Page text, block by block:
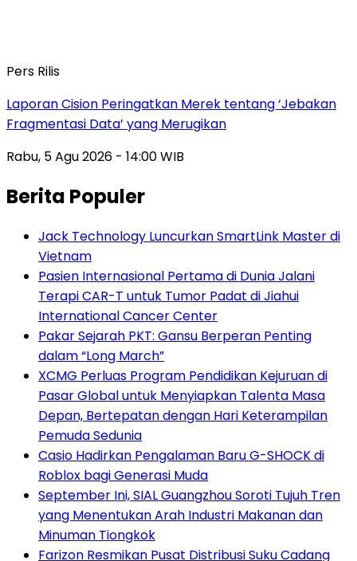
Pers Rilis
Laporan Cision Peringatkan Merek tentang ‘Jebakan
Fragmentasi Data’ yang Merugikan
Rabu, 5 Agu 2026 - 14:00 WIB
Berita Populer
Jack Technology Luncurkan SmartLink Master di
Vietnam
Pasien Internasional Pertama di Dunia Jalani
Terapi CAR-T untuk Tumor Padat di Jiahui
International Cancer Center
Pakar Sejarah PKT: Gansu Berperan Penting
dalam “Long March”
XCMG Perluas Program Pendidikan Kejuruan di
Pasar Global untuk Menyiapkan Talenta Masa
Depan, Bertepatan dengan Hari Keterampilan
Pemuda Sedunia
Casio Hadirkan Pengalaman Baru G-SHOCK di
Roblox bagi Generasi Muda
September Ini, SIAL Guangzhou Soroti Tujuh Tren
yang Menentukan Arah Industri Makanan dan
Minuman Tiongkok
Farizon Resmikan Pusat Distribusi Suku Cadang